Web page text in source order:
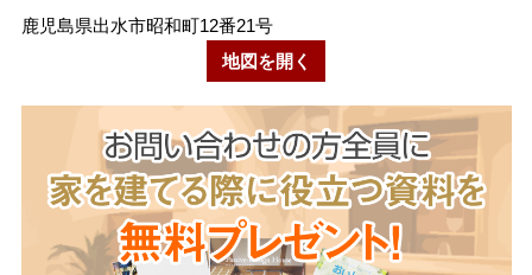
鹿児島県出水市昭和町12番21号
地図を開く